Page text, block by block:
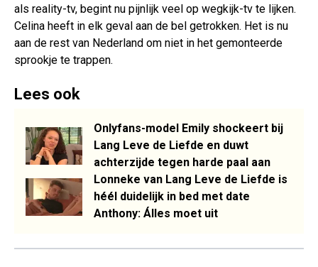
als reality-tv, begint nu pijnlijk veel op wegkijk-tv te lijken.
Celina heeft in elk geval aan de bel getrokken. Het is nu
aan de rest van Nederland om niet in het gemonteerde
sprookje te trappen.
Lees ook
Onlyfans-model Emily shockeert bij
Lang Leve de Liefde en duwt
achterzijde tegen harde paal aan
Lonneke van Lang Leve de Liefde is
héél duidelijk in bed met date
Anthony: Álles moet uit